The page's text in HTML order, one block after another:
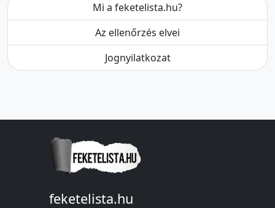
Mi a feketelista.hu?
Az ellenőrzés elvei
Jognyilatkozat
feketelista.hu